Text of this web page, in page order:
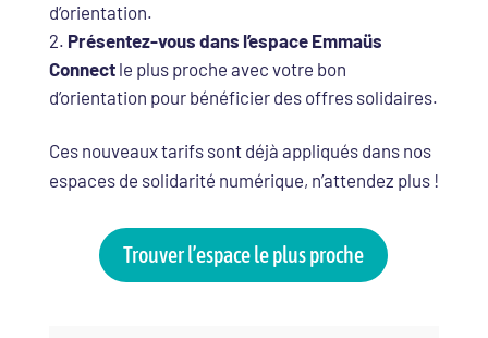
d’orientation.
Présentez-vous dans l’espace Emmaüs
Connectle plus proche avec votre bon
d’orientation pour bénéficier des offres solidaires.
Ces nouveaux tarifs sont déjà appliqués dans nos
espaces de solidarité numérique, n’attendez plus !
Trouver l’espace le plus proche